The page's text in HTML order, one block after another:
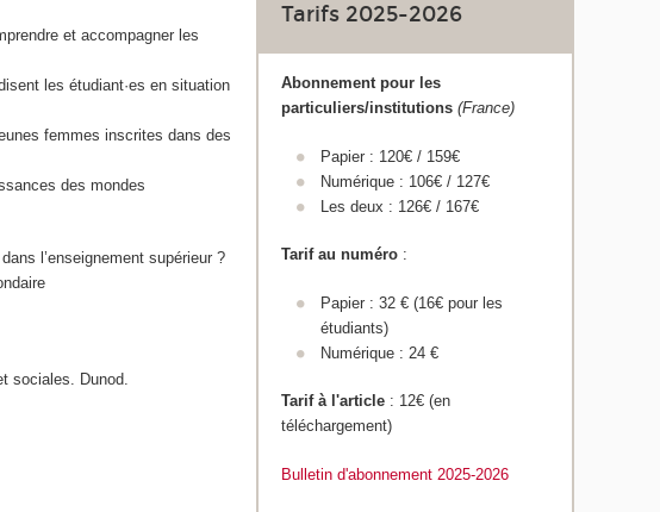
et accompagner les
les étudiant·es en situation
femmes inscrites dans des
des mondes
l’enseignement supérieur ?
sociales. Dunod.
Tarifs 2025-2026
Abonnement pour les
particuliers/institutions(France)
Papier : 120€ / 159€
Numérique : 106€ / 127€
Les deux : 126€ / 167€
Tarif au numéro :
Papier : 32 € (16€ pour les
étudiants)
Numérique : 24 €
Tarif à l'article : 12€ (en
téléchargement)
Bulletin d'abonnement 2025-2026